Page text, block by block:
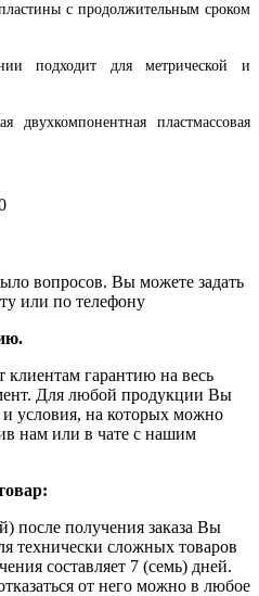
с продолжительным сроком
подходит для метрической и
двухкомпонентная пластмассовая
вопросов. Вы можете задать
или по телефону
гарантию на весь
Для любой продукции Вы
и условия, на которых можно
нам или в чате с нашим
после получения заказа Вы
технически сложных товаров
составляет 7 (семь) дней.
от него можно в любое